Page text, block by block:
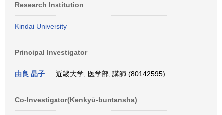
Research Institution
Kindai University
Principal Investigator
由良 晶子 近畿大学, 医学部, 講師 (80142595)
Co-Investigator(Kenkyū-buntansha)